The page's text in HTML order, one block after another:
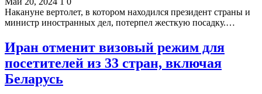
Накануне вертолет, в котором находился президент страны и
министр иностранных дел, потерпел жесткую посадку.…
Иран отменит визовый режим для
посетителей из 33 стран, включая
Беларусь